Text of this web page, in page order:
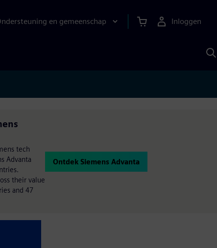
en gemeenschap Inloggen
tech
Advanta
their value
and 47
Ontdek Siemens Advanta